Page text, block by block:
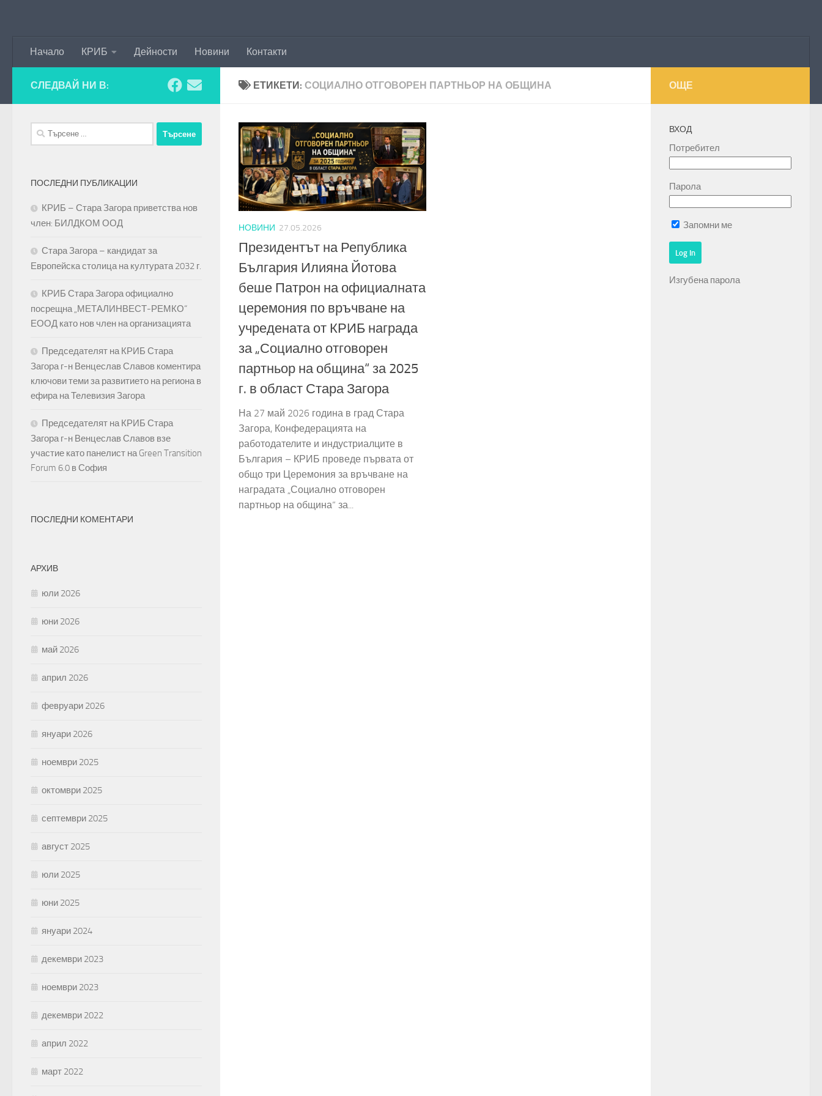
Начало КРИБ Дейности Новини Контакти
ЕТИКЕТИ: СОЦИАЛНО ОТГОВОРЕН ПАРТНЬОР НА ОБЩИНА
НОВИНИ 27.05.2026
Президентът на Република
България Илияна Йотова
беше Патрон на официалната
церемония по връчване на
учредената от КРИБ награда
за „Социално отговорен
партньор на община“ за 2025
г. в област Стара Загора
На 27 май 2026 година в град Стара
Загора, Конфедерацията на
работодателите и индустриалците в
България – КРИБ проведе първата от
общо три Церемония за връчване на
наградата „Социално отговорен
партньор на община“ за...
СЛЕДВАЙ НИ В:
Търсене
за:
ПОСЛЕДНИ ПУБЛИКАЦИИ
КРИБ – Стара Загора приветства нов
член: БИЛДКОМ ООД
Стара Загора – кандидат за
Европейска столица на културата 2032 г.
КРИБ Стара Загора официално
посрещна „МЕТАЛИНВЕСТ-РЕМКО“
ЕООД като нов член на организацията
Председателят на КРИБ Стара
Загора г-н Венцеслав Славов коментира
ключови теми за развитието на региона в
ефира на Телевизия Загора
Председателят на КРИБ Стара
Загора г-н Венцеслав Славов взе
участие като панелист на Green Transition
Forum 6.0 в София
ПОСЛЕДНИ КОМЕНТАРИ
АРХИВ
юли 2026
юни 2026
май 2026
април 2026
февруари 2026
януари 2026
ноември 2025
октомври 2025
септември 2025
август 2025
юли 2025
юни 2025
януари 2024
декември 2023
ноември 2023
декември 2022
април 2022
март 2022
ОЩЕ
ВХОД
Потребител
Парола
Запомни ме
Изгубена парола